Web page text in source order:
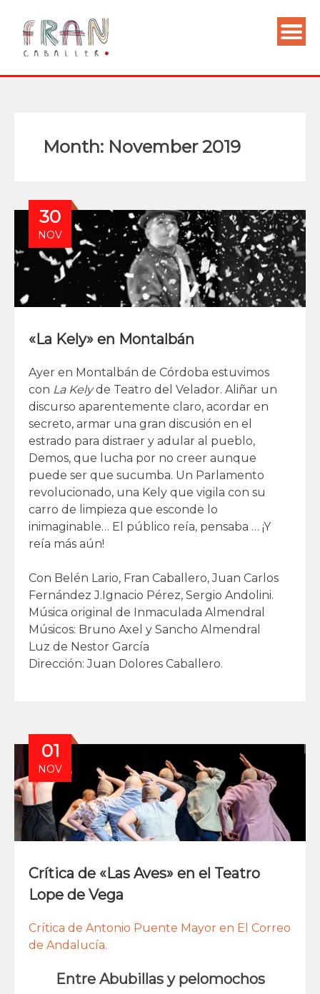
Month: November 2019
30
NOV
«La Kely» en Montalbán
Ayer en Montalbán de Córdoba estuvimos
con La Kelyde Teatro del Velador. Aliñar un
discurso aparentemente claro, acordar en
secreto, armar una gran discusión en el
estrado para distraer y adular al pueblo,
Demos, que lucha por no creer aunque
puede ser que sucumba. Un Parlamento
revolucionado, una Kely que vigila con su
carro de limpieza que esconde lo
inimaginable… El público reía, pensaba … ¡Y
reía más aún!
Con Belén Lario, Fran Caballero, Juan Carlos
Fernández J.Ignacio Pérez, Sergio Andolini.
Música original de Inmaculada Almendral
Músicos: Bruno Axel y Sancho Almendral
Luz de Nestor García
Dirección: Juan Dolores Caballero.
01
NOV
Crítica de «Las Aves» en el Teatro
Lope de Vega
Crítica de Antonio Puente Mayor en El Correo
de Andalucía.
Entre Abubillas y pelomochos